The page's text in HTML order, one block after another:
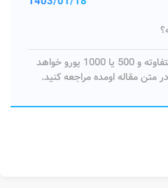
بسته به مقصد متفاوته و 500 یا 1000 یورو خواهد
متن مقاله اومده مراجعه کنید.